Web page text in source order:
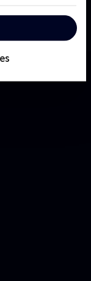
sitcom
Bottom.